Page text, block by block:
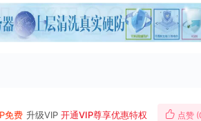
免费 升级VIP 开通VIP尊享优惠特权 点赞 (